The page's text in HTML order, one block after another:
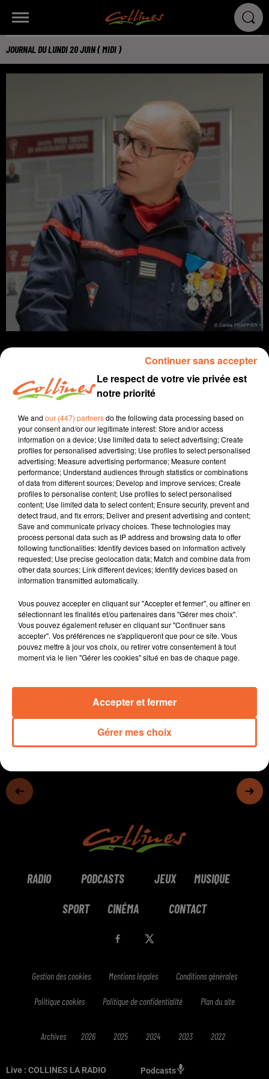
Live : COLLINES LA RADIO Podcasts
JOURNAL DU LUNDI 20 JUIN ( MIDI )
Infos
20 juin 2022 - 13 min 59 sec
JOURNAL DU LUNDI 20 JUIN ( MIDI )
Patrice Bémanagy
L'info près de chez vous.
Le patron des pompiers deux-sévriens, le Colonel
Pascal Moine ( photo ) a perdu la vie dans un accident
de paramoteur samedi soir près de Niort.
Deux candidats de la majorité présidentielle et une de
la NUPES ont été élus hier pour siéger à l'Assemblée
Nationale.
Isabelle Brousseau a décidé de demissionner de son
mandat.
Les remparts du chateau de Mauléon en cours de
consolidaton. Objectif : sécuriter l'existant mais aussi
offrir à terme un nouveau parcours touristique.
RADIO PODCASTS JEUX MUSIQUE
SPORT CINÉMA CONTACT
Gestion des cookies Mentions légales Conditions générales
Politique cookies Politique de confidentialité Plan du site
Archives 2026 2025 2024 2023 2022
Le respect de votre vie privée est
notre priorité
We and our (447) partnersdo the following data processing based on
your consent and/or our legitimate interest: Store and/or access
information on a device; Use limited data to select advertising; Create
profiles for personalised advertising; Use profiles to select personalised
advertising; Measure advertising performance; Measure content
performance; Understand audiences through statistics or combinations
of data from different sources; Develop and improve services; Create
profiles to personalise content; Use profiles to select personalised
content; Use limited data to select content; Ensure security, prevent and
detect fraud, and fix errors; Deliver and present advertising and content;
Save and communicate privacy choices. These technologies may
process personal data such as IP address and browsing data to offer
following functionalities: Identify devices based on information actively
requested; Use precise geolocation data; Match and combine data from
other data sources; Link different devices; Identify devices based on
information transmitted automatically.
Vous pouvez accepter en cliquant sur "Accepter et fermer", ou affiner en
sélectionnant les finalités et/ou partenaires dans "Gérer mes choix".
Vous pouvez également refuser en cliquant sur "Continuer sans
accepter". Vos préférences ne s'appliqueront que pour ce site. Vous
pouvez mettre à jour vos choix, ou retirer votre consentement à tout
moment via le lien "Gérer les cookies" situé en bas de chaque page.
Gérer mes choix
Accepter et fermer
Continuer sans accepter